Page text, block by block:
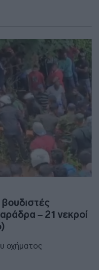
– 21 νεκροί
οχήματος